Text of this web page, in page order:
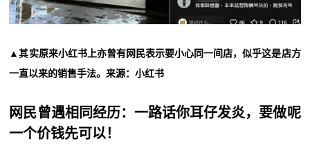
▲其实原来小红书上亦曾有网民表示要小心同一间店，似乎这是店方
一直以来的销售手法。来源：小红书
网民曾遇相同经历：一路话你耳仔发炎，要做呢
一个价钱先可以！